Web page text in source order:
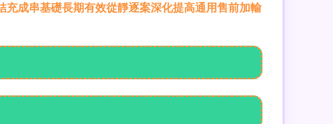
成串基礎長期有效從靜逐案深化提高通用售前加輸